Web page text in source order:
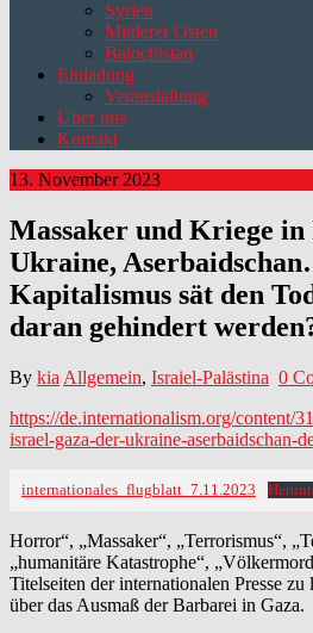
Syrien
Mittlerer Osten
Balochistan
Einladung
Veranstaltung
Über uns
Kontakt
13. November 2023
Massaker und Kriege in
Ukraine,
Kapitalismus sät den
daran gehindert
By kia Allgemein, Israiel-Palästina 0
https://de.internationalism.org/content/
israel-gaza-der-ukraine-aserbaidschan-
internationales_flugblatt_7.11.2023
Horror“, „Massaker“, „Terrorismus“,
„humanitäre Katastrophe“,
Titelseiten der internationalen Presse zu
über das Ausmaß der Barbarei in Gaza.